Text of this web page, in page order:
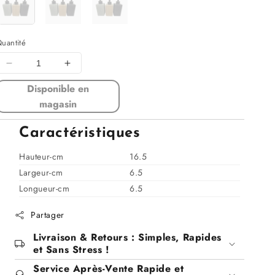
Diminuer
la
quantité
Distributeur
de
liquide,
6,5x6,5xH16,5cm
Augmenter
la
quantité
pour
Distributeur
de
6,5x6,5xH16,5cm
Disponible en
magasin
Caractéristiques
Hauteur-cm
16.5
Largeur-cm
6.5
Longueur-cm
6.5
Partager
Livraison & Retours : Simples, Rapides
et Sans Stress !
Service Après-Vente Rapide et